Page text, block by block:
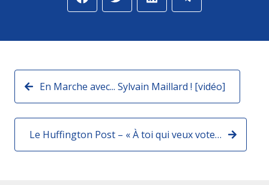
En Marche avec... Sylvain Maillard ! [vidéo]
Le Huffington Post – « À toi qui veux voter FN pour retourner la table! » par Sylvain Maillard